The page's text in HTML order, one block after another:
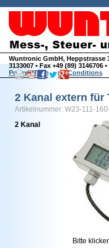
Wuntronic GmbH, Heppstrasse
3133007 • Fax +49 (89) 3146706 •
Policy•Terms and Conditions
2 Kanal extern für
Artikelnummer: W23-111-
Bitte
2 Kanal